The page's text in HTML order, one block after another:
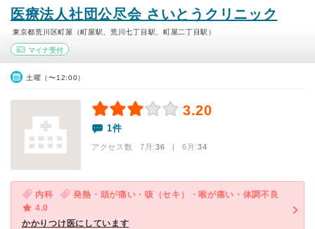
医療法人社団公尽会 さいとうクリニック
東京都荒川区町屋（町屋駅、荒川七丁目駅、町屋二丁目駅）
マイナ受付
土曜（〜12:00）
3.20
1件
アクセス数 7月:36 | 6月:34
内科
発熱・頭が痛い・咳（セキ）・喉が痛い・体調不良
4.0
かかりつけ医にしています